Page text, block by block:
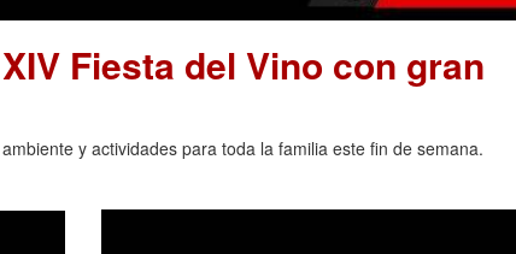
Fiesta del Vino con gran
y actividades para toda la familia este fin de semana.